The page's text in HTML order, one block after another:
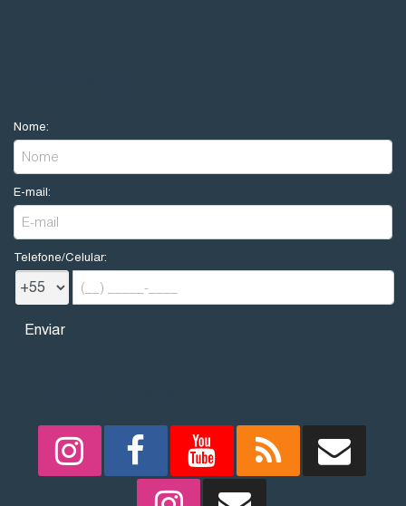
Nome:
E-mail:
Telefone/Celular: